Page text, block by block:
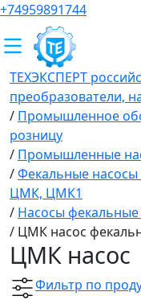
+74959891744
ТЕХЭКСПЕРТ
преобразователи,
/ Промышленное
розницу
/ Промышленные
/Фекальные
ЦМК, ЦМК1
/ Насосы
/ ЦМК насос
ЦМК насос
Фильтр по